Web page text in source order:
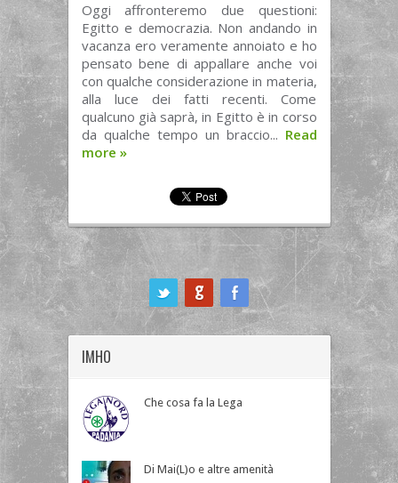
Oggi affronteremo due questioni:
Egitto e democrazia. Non andando in
vacanza ero veramente annoiato e ho
pensato bene di appallare anche voi
con qualche considerazione in materia,
alla luce dei fatti recenti. Come
qualcuno già saprà, in Egitto è in corso
da qualche tempo un braccio... Read
more »
IMHO
Che cosa fa la Lega
Di Mai(L)o e altre amenità